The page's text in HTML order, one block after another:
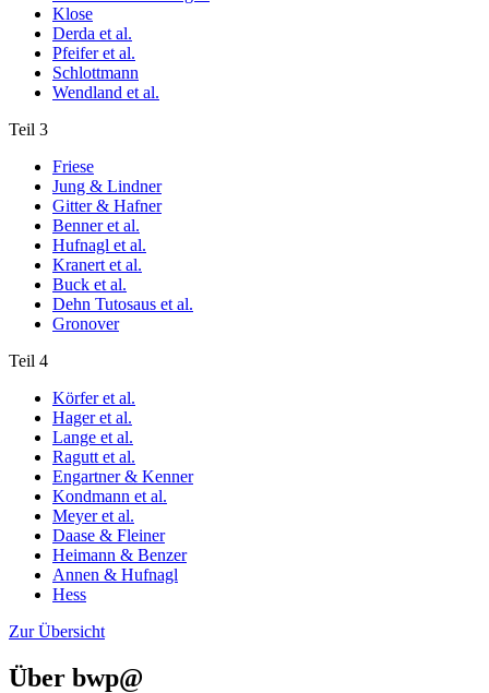
Klose
Derda et al.
Pfeifer et al.
Schlottmann
Wendland et al.
Teil 3
Friese
Jung & Lindner
Gitter & Hafner
Benner et al.
Hufnagl et al.
Kranert et al.
Buck et al.
Dehn Tutosaus et al.
Gronover
Teil 4
Körfer et al.
Hager et al.
Lange et al.
Ragutt et al.
Engartner & Kenner
Kondmann et al.
Meyer et al.
Daase & Fleiner
Heimann & Benzer
Annen & Hufnagl
Hess
Zur Übersicht
Über bwp@